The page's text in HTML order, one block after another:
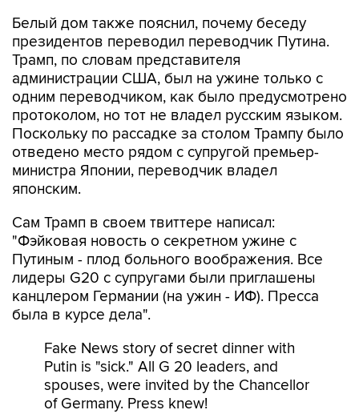
Белый дом также пояснил, почему беседу
президентов переводил переводчик Путина.
Трамп, по словам представителя
администрации США, был на ужине только с
одним переводчиком, как было предусмотрено
протоколом, но тот не владел русским языком.
Поскольку по рассадке за столом Трампу было
отведено место рядом с супругой премьер-
министра Японии, переводчик владел
японским.
Сам Трамп в своем твиттере написал:
"Фэйковая новость о секретном ужине с
Путиным - плод больного воображения. Все
лидеры G20 с супругами были приглашены
канцлером Германии (на ужин - ИФ). Пресса
была в курсе дела".
Fake News story of secret dinner with
Putin is "sick." All G 20 leaders, and
spouses, were invited by the Chancellor
of Germany. Press knew!